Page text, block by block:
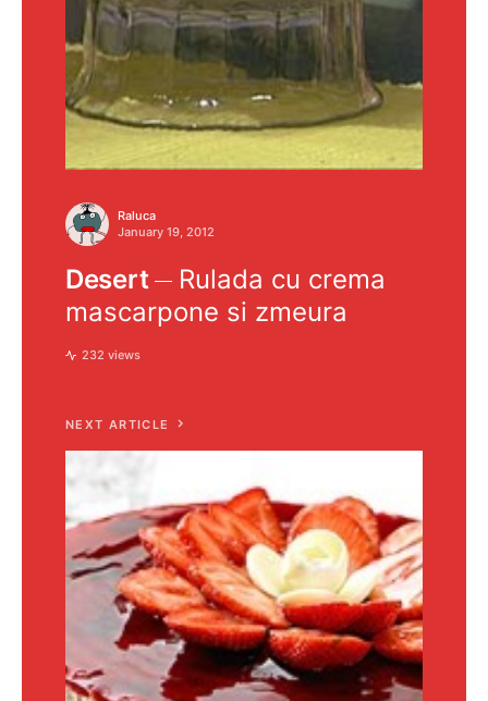
Raluca
January 19, 2012
Desert
Rulada cu crema
mascarpone si zmeura
232 views
NEXT ARTICLE